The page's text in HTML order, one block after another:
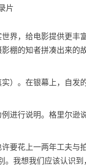
界，给电影提供更丰
棚的知者拼凑出来的
）。在银幕上，自发
进行说明。格里尔逊
要花上一两年工夫与
。我想我们应该认识